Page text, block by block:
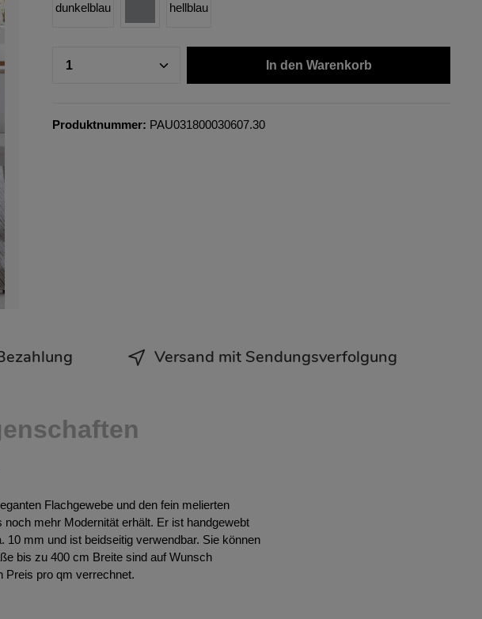
dunkelblau hellblau
In den Warenkorb
Produktnummer: PAU031800030607.30
Versand mit Sendungsverfolgung
Flachgewebe und den fein melierten
mehr Modernität erhält. Er ist handgewebt
mm und ist beidseitig verwendbar. Sie können
bis zu 400 cm Breite sind auf Wunsch
Preis pro qm verrechnet.